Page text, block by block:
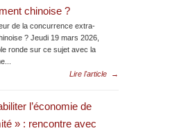
chinoise ?
de la concurrence extra-
? Jeudi 19 mars 2026,
ronde sur ce sujet avec la
Lire l'article
→
l’économie de
» : rencontre avec